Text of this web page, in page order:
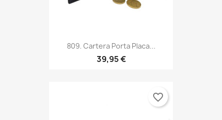
809. Cartera Porta Placa...
39,95 €
favorite_border